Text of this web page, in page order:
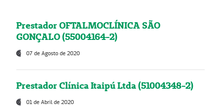
Prestador OFTALMOCLÍNICA SÃO
GONÇALO (55004164-2)
07 de Agosto de 2020
Prestador Clínica Itaipú Ltda (51004348-2)
01 de Abril de 2020